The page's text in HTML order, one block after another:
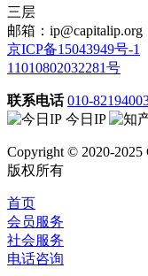
三层
邮箱：ip@capitalip.org
京ICP备15043949号-1
11010802032281号
联系电话 010-
今日IP
Copyright © 2020-
版权所有
首页
会员服务
社会服务
电话咨询